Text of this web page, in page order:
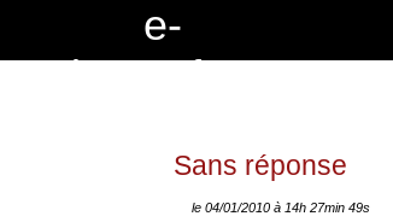
e-
critures.fr
Sans réponse
le 04/01/2010 à 14h 27min 49s